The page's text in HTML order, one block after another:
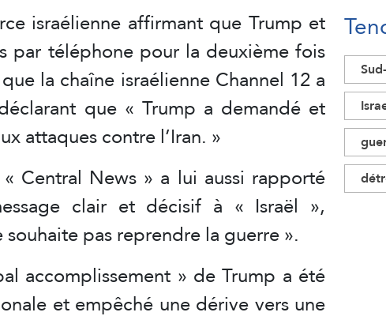
israélienne affirmant que Trump et
par téléphone pour la deuxième fois
la chaîne israélienne Channel 12 a
que « Trump a demandé et
attaques contre l’Iran. »
Central News » a lui aussi rapporté
clair et décisif à « Israël »,
pas reprendre la guerre ».
accomplissement » de Trump a été
et empêché une dérive vers une